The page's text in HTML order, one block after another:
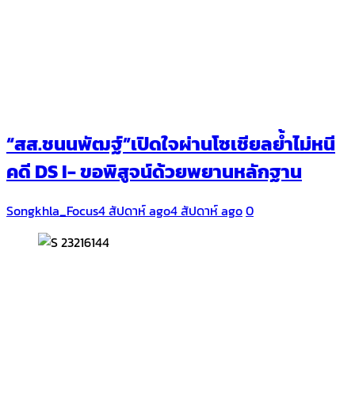
“สส.ชนนพัฒฐ์”เปิดใจผ่านโซเชียลย้ำไม่หนี
คดี DS I- ขอพิสูจน์ด้วยพยานหลักฐาน
Songkhla_Focus4 สัปดาห์ ago4 สัปดาห์ ago0